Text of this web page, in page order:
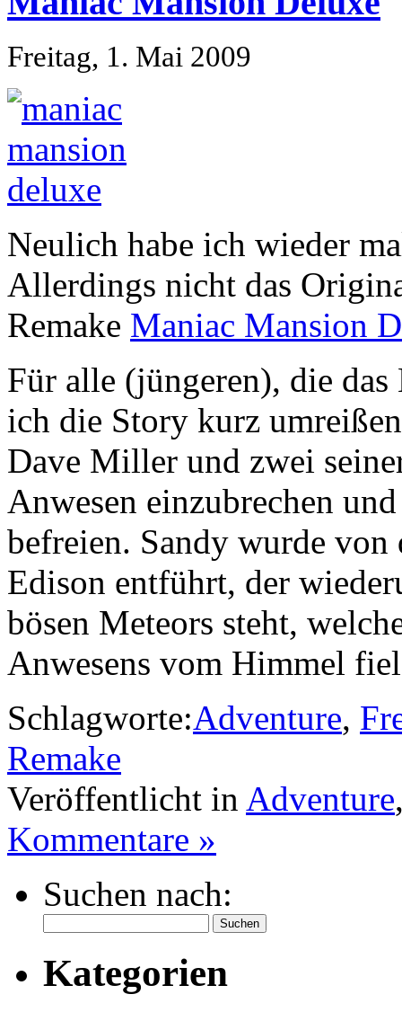
Freitag, 1. Mai 2009
Neulich habe ich wieder
Allerdings nicht das
Remake Maniac Mansion
Für alle (jüngeren), die
ich die Story kurz
Dave Miller und zwei
Anwesen einzubrechen
befreien. Sandy wurde
Edison entführt, der
bösen Meteors steht,
Anwesens vom Himmel
Schlagworte:Adventure,
Remake
Veröffentlicht in Adventure
Kommentare »
Suchen nach:
Kategorien